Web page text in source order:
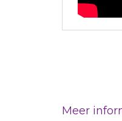
Meer